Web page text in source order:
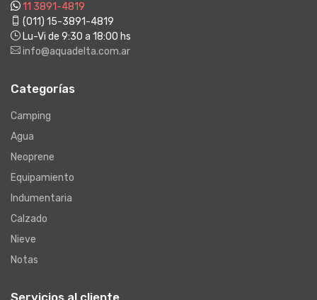
11 3891-4819
(011) 15-3891-4819
Lu-Vi de 9:30 a 18:00 hs
info@aquadelta.com.ar
Categorías
Camping
Agua
Neoprene
Equipamiento
Indumentaria
Calzado
Nieve
Notas
Servicios al cliente